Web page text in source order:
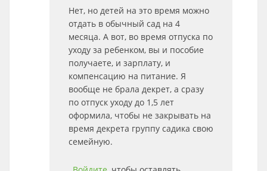
Нет, но детей на это время можно
отдать в обычный сад на 4
месяца. А вот, во время отпуска по
уходу за ребенком, вы и пособие
получаете, и зарплату, и
компенсацию на питание. Я
вообще не брала декрет, а сразу
по отпуск уходу до 1,5 лет
оформила, чтобы не закрывать на
время декрета группу садика свою
семейную.